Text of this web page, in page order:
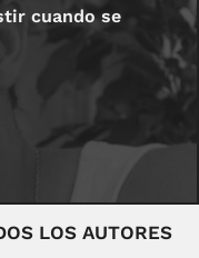
cuando se
LOS AUTORES